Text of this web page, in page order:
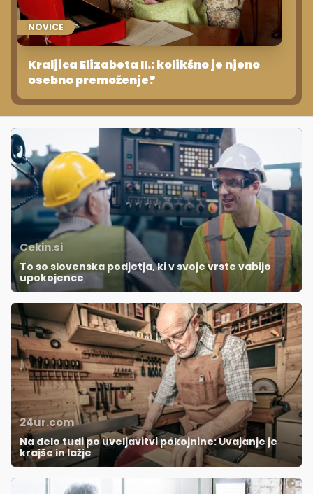
NOVICE
Kraljica Elizabeta II.: kolikšno je njeno
osebno premoženje?
Cekin.si
To so slovenska podjetja, ki v svoje vrste vabijo
upokojence
24ur.com
Na delo tudi po uveljavitvi pokojnine: Uvajanje je
krajše in lažje